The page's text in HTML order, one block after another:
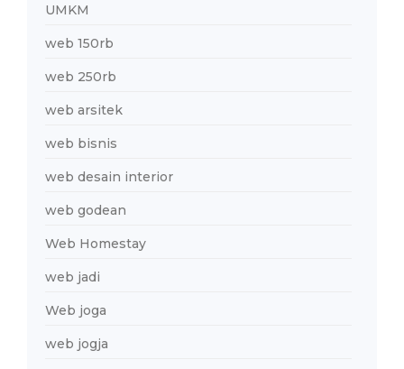
UMKM
web 150rb
web 250rb
web arsitek
web bisnis
web desain interior
web godean
Web Homestay
web jadi
Web joga
web jogja